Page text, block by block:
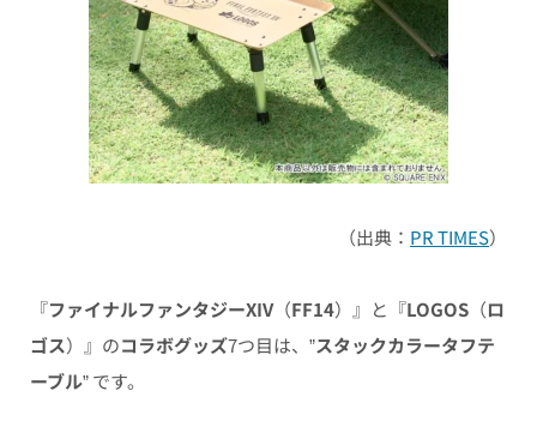
（出典： PR TIMES）
『ファイナルファンタジーXIV（FF14）』と『LOGOS（ロ
ゴス）』のコラボグッズ7つ目は、”スタックカラータフテ
ーブル” です。